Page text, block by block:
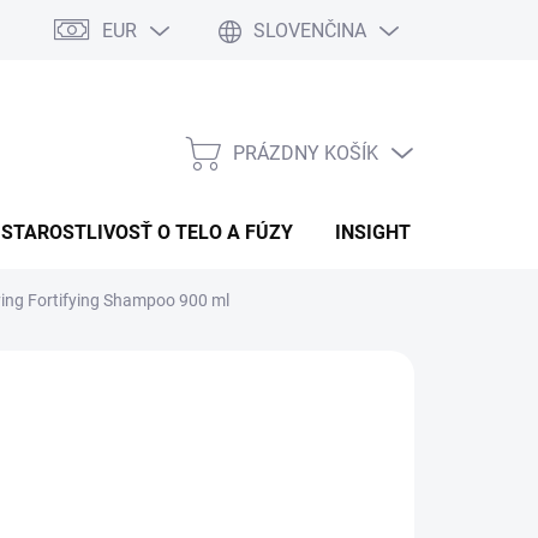
EUR SLOVENČINA
NÁKUPNÝ
PRÁZDNY KOŠÍK
STAROSTLIVOSŤ O TELO A FÚZY INSIGHT
Fortifying Shampoo 900 ml